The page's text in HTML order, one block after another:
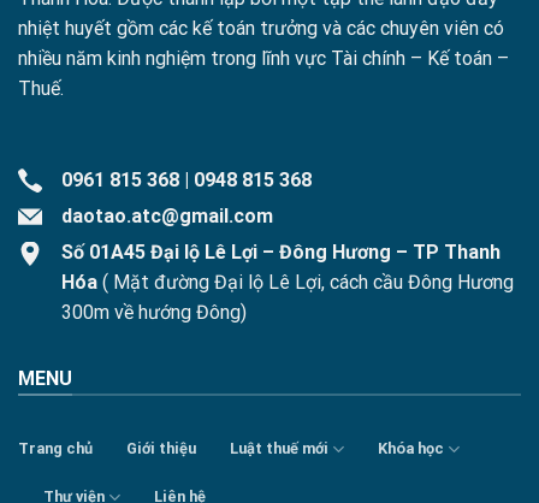
nhiệt huyết gồm các kế toán trưởng và các chuyên viên có
nhiều năm kinh nghiệm trong lĩnh vực Tài chính – Kế toán –
Thuế.
0961 815 368 | 0948 815 368
daotao.atc@gmail.com
Số 01A45 Đại lộ Lê Lợi – Đông Hương – TP Thanh
Hóa ( Mặt đường Đại lộ Lê Lợi, cách cầu Đông Hương
300m về hướng Đông)
MENU
Trang chủ Giới thiệu Luật thuế mới Khóa học
Thư viện Liên hệ